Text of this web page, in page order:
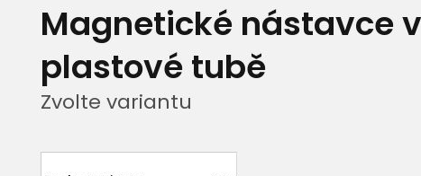
Magnetické nástavce v
plastové tubě
Zvolte variantu